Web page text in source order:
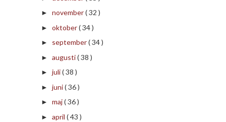
► november( 32 )
► oktober( 34 )
► september( 34 )
► augusti( 38 )
► juli( 38 )
► juni( 36 )
► maj( 36 )
► april ( 43 )